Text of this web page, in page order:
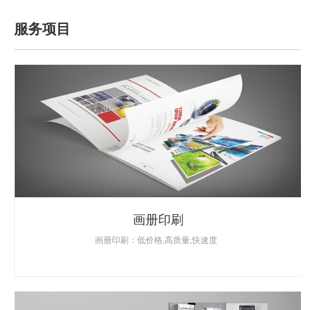
服务项目
画册印刷
画册印刷：低价格,高质量,快速度